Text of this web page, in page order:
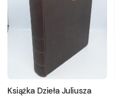
Książka Dzieła Juliusza